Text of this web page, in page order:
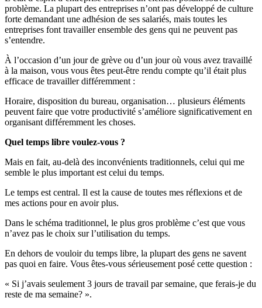
problème. La plupart des entreprises n’ont pas développé de culture
forte demandant une adhésion de ses salariés, mais toutes les
entreprises font travailler ensemble des gens qui ne peuvent pas
s’entendre.
À l’occasion d’un jour de grève ou d’un jour où vous avez travaillé
à la maison, vous vous êtes peut-être rendu compte qu’il était plus
efficace de travailler différemment :
Horaire, disposition du bureau, organisation… plusieurs éléments
peuvent faire que votre productivité s’améliore significativement en
organisant différemment les choses.
Quel temps libre voulez-vous ?
Mais en fait, au-delà des inconvénients traditionnels, celui qui me
semble le plus important est celui du temps.
Le temps est central. Il est la cause de toutes mes réflexions et de
mes actions pour en avoir plus.
Dans le schéma traditionnel, le plus gros problème c’est que vous
n’avez pas le choix sur l’utilisation du temps.
En dehors de vouloir du temps libre, la plupart des gens ne savent
pas quoi en faire. Vous êtes-vous sérieusement posé cette question :
« Si j’avais seulement 3 jours de travail par semaine, que ferais-je du
reste de ma semaine? ».